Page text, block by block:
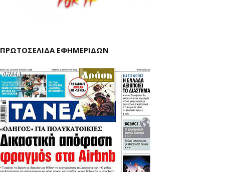
ΠΡΩΤΟΣΕΛΙΔΑ ΕΦΗΜΕΡΙΔΩΝ